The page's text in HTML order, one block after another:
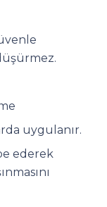
uygulanır.
ederek